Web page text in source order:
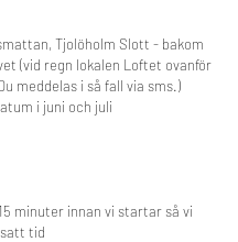
Tjolöholm Slott - bakom
(vid regn lokalen Loftet ovanför
meddelas i så fall via sms.)
i juni och juli
minuter innan vi startar så vi
tid